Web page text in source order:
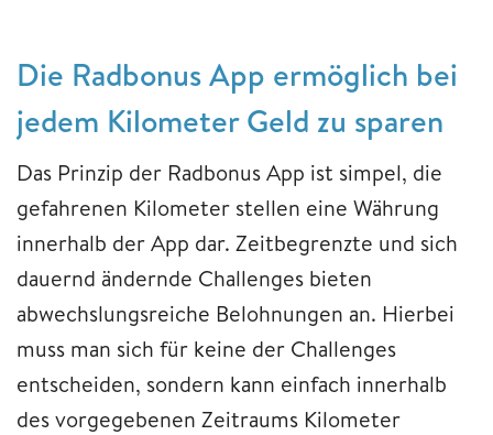
Die Radbonus App ermöglich bei
jedem Kilometer Geld zu sparen
Das Prinzip der Radbonus App ist simpel, die
gefahrenen Kilometer stellen eine Währung
innerhalb der App dar. Zeitbegrenzte und sich
dauernd ändernde Challenges bieten
abwechslungsreiche Belohnungen an. Hierbei
muss man sich für keine der Challenges
entscheiden, sondern kann einfach innerhalb
des vorgegebenen Zeitraums Kilometer